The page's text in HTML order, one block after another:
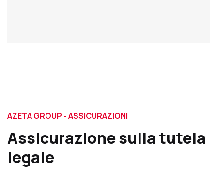
AZETA GROUP - ASSICURAZIONI
Assicurazione sulla tutela
legale